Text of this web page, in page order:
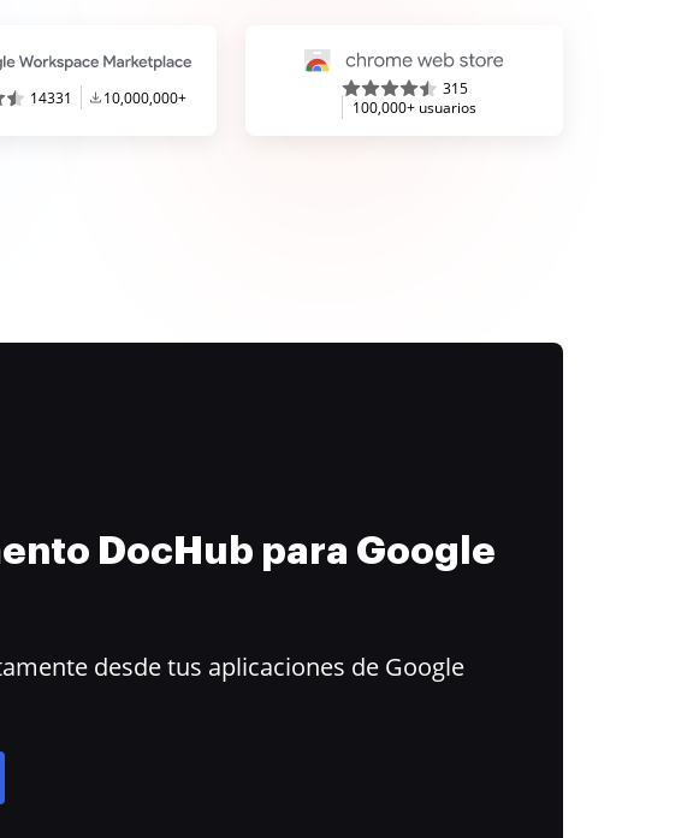
14331 10,000,000+
315
100,000+ usuarios
DocHub para Google
desde tus aplicaciones de Google